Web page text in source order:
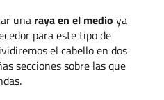
una raya en el medio ya
para este tipo de
el cabello en dos
secciones sobre las que